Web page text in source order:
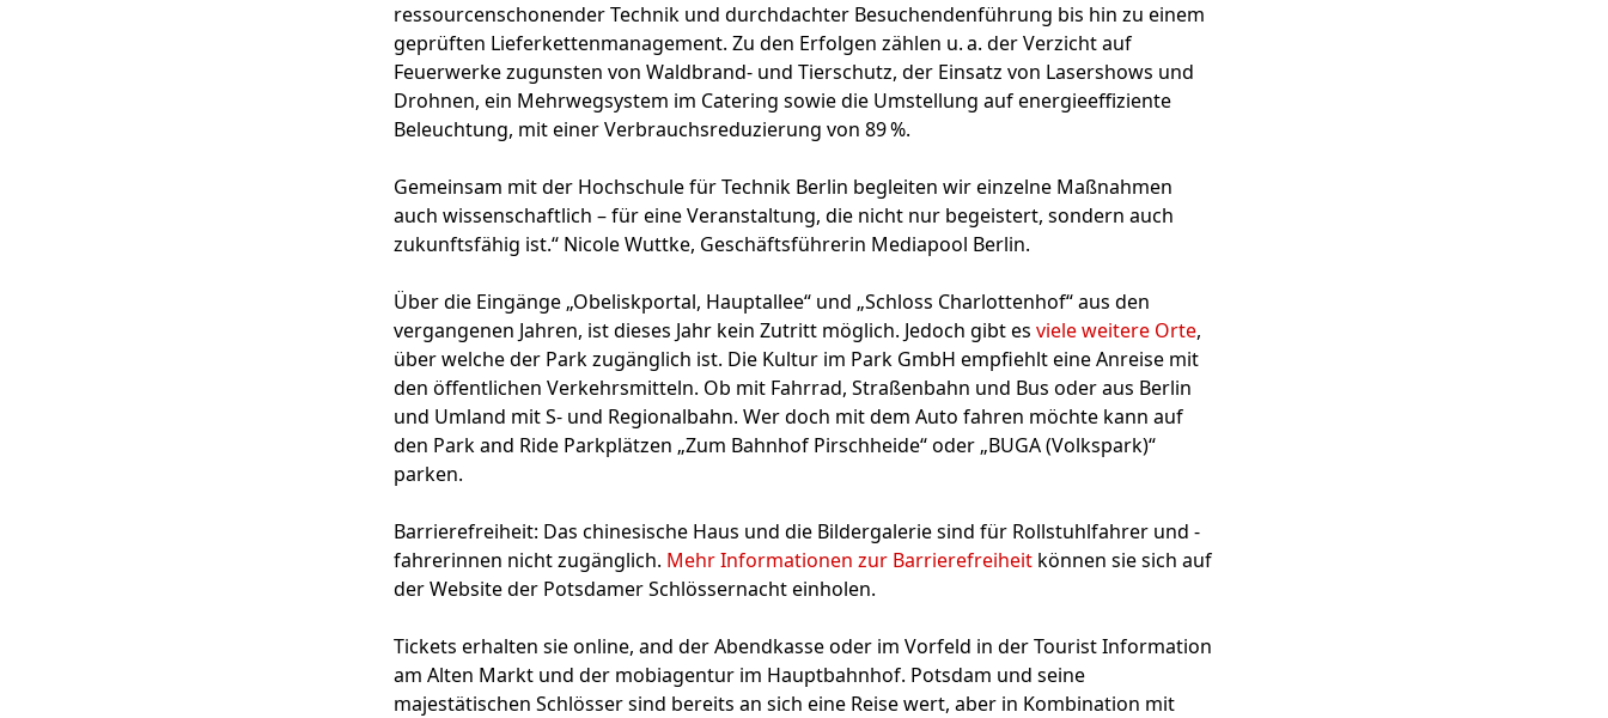
ressourcenschonender Technik und durchdachter Besuchendenführung bis hin zu einem
geprüften Lieferkettenmanagement. Zu den Erfolgen zählen u. a. der Verzicht auf
Feuerwerke zugunsten von Waldbrand- und Tierschutz, der Einsatz von Lasershows und
Drohnen, ein Mehrwegsystem im Catering sowie die Umstellung auf energieeffiziente
Beleuchtung, mit einer Verbrauchsreduzierung von 89 %.
Gemeinsam mit der Hochschule für Technik Berlin begleiten wir einzelne Maßnahmen
auch wissenschaftlich – für eine Veranstaltung, die nicht nur begeistert, sondern auch
zukunftsfähig ist.“ Nicole Wuttke, Geschäftsführerin Mediapool Berlin.
Über die Eingänge „Obeliskportal, Hauptallee“ und „Schloss Charlottenhof“ aus den
vergangenen Jahren, ist dieses Jahr kein Zutritt möglich. Jedoch gibt es viele weitere Orte,
über welche der Park zugänglich ist. Die Kultur im Park GmbH empfiehlt eine Anreise mit
den öffentlichen Verkehrsmitteln. Ob mit Fahrrad, Straßenbahn und Bus oder aus Berlin
und Umland mit S- und Regionalbahn. Wer doch mit dem Auto fahren möchte kann auf
den Park and Ride Parkplätzen „Zum Bahnhof Pirschheide“ oder „BUGA (Volkspark)“
parken.
Barrierefreiheit: Das chinesische Haus und die Bildergalerie sind für Rollstuhlfahrer und -
fahrerinnen nicht zugänglich. Mehr Informationen zur Barrierefreiheitkönnen sie sich auf
der Website der Potsdamer Schlössernacht einholen.
Tickets erhalten sie online, and der Abendkasse oder im Vorfeld in der Tourist Information
am Alten Markt und der mobiagentur im Hauptbahnhof. Potsdam und seine
majestätischen Schlösser sind bereits an sich eine Reise wert, aber in Kombination mit